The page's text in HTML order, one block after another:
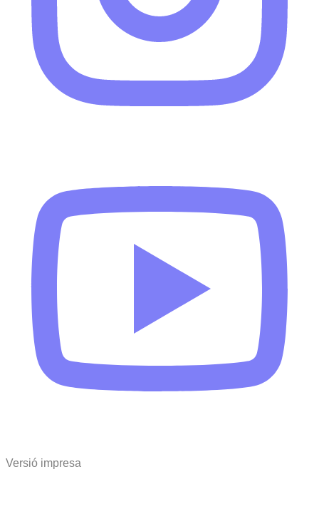
Versió impresa